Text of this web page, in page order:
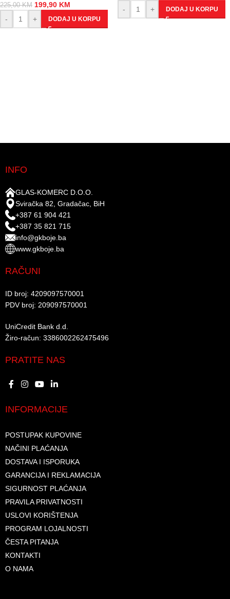
225,00KM 199,90 KM
-
+ DODAJ U KORPU
-
+ DODAJ U KORPU
INFO
GLAS-KOMERC D.O.O.
Sviračka 82, Gradačac, BiH
+387 61 904 421
+387 35 821 715
info@gkboje.ba
www.gkboje.ba
RAČUNI
ID broj: 4209097570001​
PDV broj: 209097570001 ​
UniCredit Bank d.d.​
Žiro-račun: 3386002262475496​​
PRATITE NAS
INFORMACIJE
POSTUPAK KUPOVINE
NAČINI PLAĆANJA
DOSTAVA I ISPORUKA
GARANCIJA I REKLAMACIJA
SIGURNOST PLAĆANJA
PRAVILA PRIVATNOSTI
USLOVI KORIŠTENJA
PROGRAM LOJALNOSTI
ČESTA PITANJA
KONTAKTI
O NAMA